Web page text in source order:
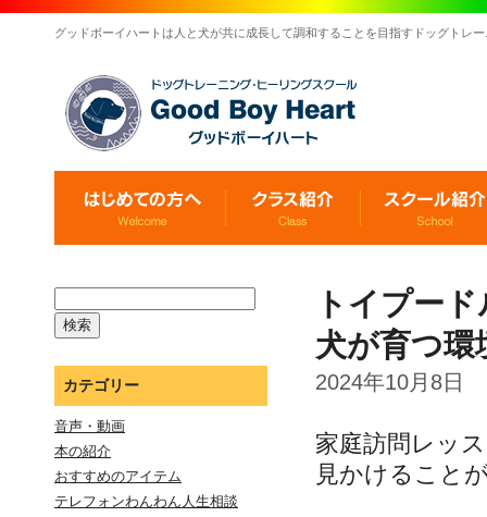
グッドボーイハートは人と犬が共に成長して調和することを目指すドッグトレ
カテゴリー
音声・動画
本の紹介
おすすめのアイテム
テレフォンわんわん人生相談
トイプー
犬が育つ環
2024年10月8日
家庭訪問レッ
見かけること